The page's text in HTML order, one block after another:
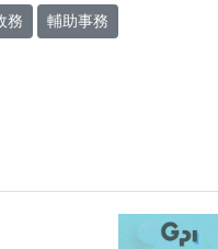
務 輔助事務